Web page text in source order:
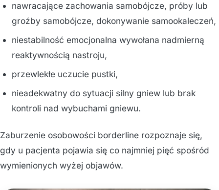
nawracające zachowania samobójcze, próby lub
groźby samobójcze, dokonywanie samookaleczeń,
niestabilność emocjonalna wywołana nadmierną
reaktywnością nastroju,
przewlekłe uczucie pustki,
nieadekwatny do sytuacji silny gniew lub brak
kontroli nad wybuchami gniewu.
Zaburzenie osobowości borderline rozpoznaje się,
gdy u pacjenta pojawia się co najmniej pięć spośród
wymienionych wyżej objawów.